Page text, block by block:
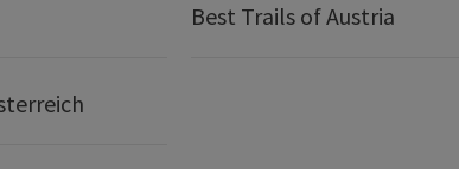
Best Trails of Austria